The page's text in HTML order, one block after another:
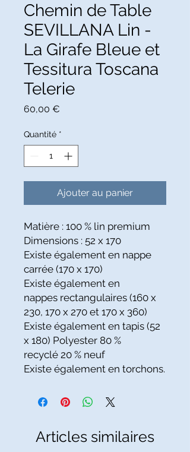
Chemin de Table
SEVILLANA Lin -
La Girafe Bleue et
Tessitura Toscana
Telerie
60,00 €
Quantité *
Ajouter au panier
Matière : 100 % lin premium
Dimensions : 52 x 170
Existe également en nappe
carrée (170 x 170)
Existe également en
nappes rectangulaires (160 x
230, 170 x 270 et 170 x 360)
Existe également en tapis (52
x 180) Polyester 80 %
recyclé 20 % neuf
Existe également en torchons.
Articles similaires